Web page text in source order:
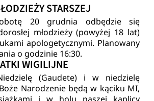
STARSZEJ
20 grudnia odbędzie się
młodzieży (powyżej 18 lat)
apologetycznymi. Planowany
o godzinie 16:30.
WIGILIJNE
(Gaudete) i w niedzielę
Narodzenie będą w kąciku MI,